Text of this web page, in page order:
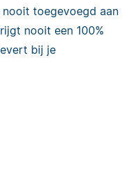
toegevoegd aan
nooit een 100%
bij je